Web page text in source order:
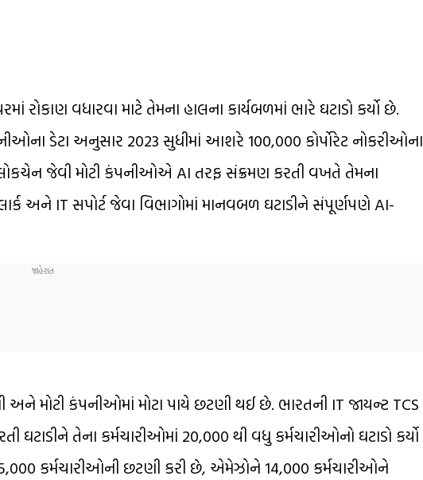
રોકાણ વધારવા માટે તેમના હાલના કાર્યબળમાં ભારે ઘટાડો કર્યો છે.
ડેટા અનુસાર 2023 સુધીમાં આશરે 100,000 કોર્પોરેટ નોકરીઓના
જેવી મોટી કંપનીઓએ AI તરફ સંક્રમણ કરતી વખતે તેમના
અને IT સપોર્ટ જેવા વિભાગોમાં માનવબળ ઘટાડીને સંપૂર્ણપણે AI-
મોટી કંપનીઓમાં મોટા પાયે છટણી થઈ છે. ભારતની IT જાયન્ટ TCS
તેના કર્મચારીઓમાં 20,000 થી વધુ કર્મચારીઓનો ઘટાડો કર્યો
કર્મચારીઓની છટણી કરી છે, એમેઝોને 14,000 કર્મચારીઓને